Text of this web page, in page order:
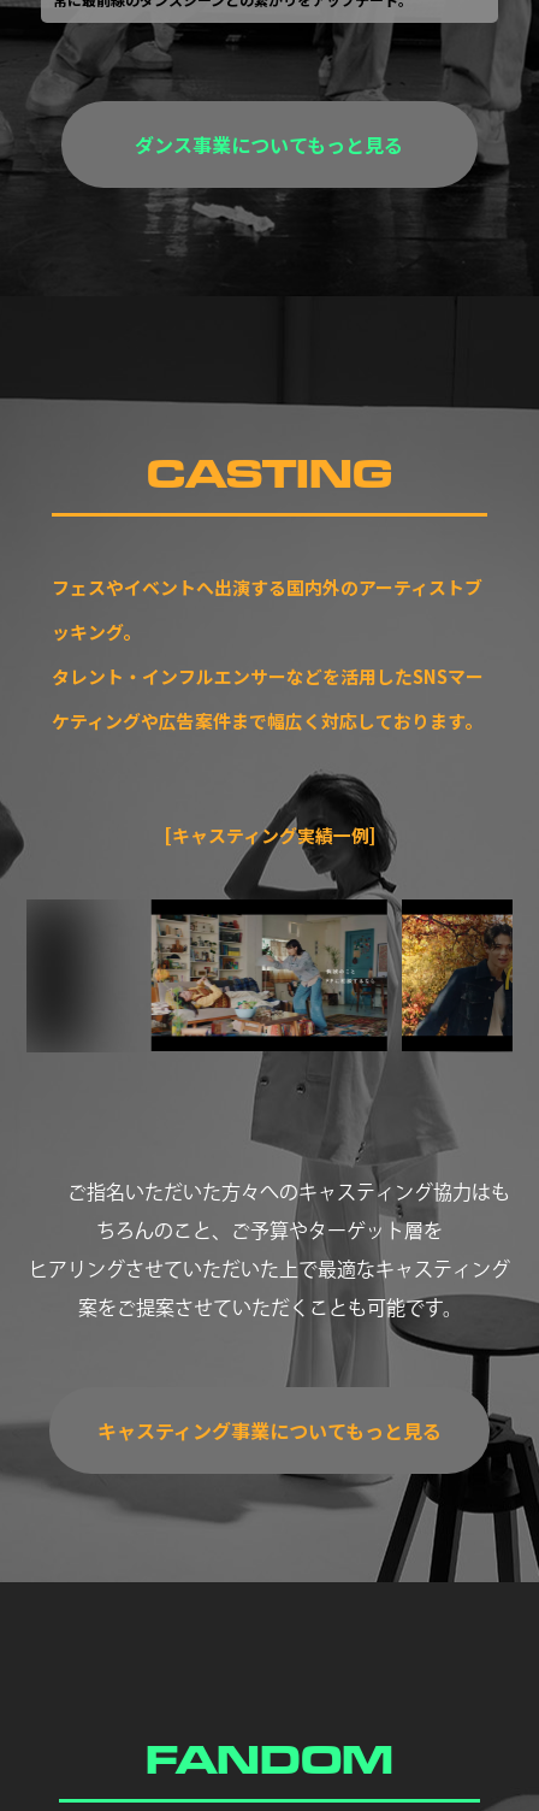
ダンス事業についてもっと見る
CASTING
フェスやイベントへ出演する国内外のアーティストブ
ッキング。
タレント・インフルエンサーなどを活用したSNSマー
ケティングや広告案件まで幅広く対応しております。
[キャスティング実績一例]
ご指名いただいた方々へのキャスティング協力はも
ちろんのこと、ご予算やターゲット層を
ヒアリングさせていただいた上で最適なキャスティング
案をご提案させていただくことも可能です。
キャスティング事業についてもっと見る
FANDOM